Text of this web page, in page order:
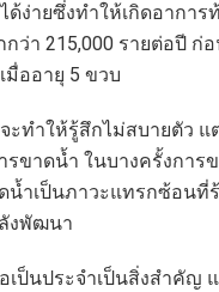
ง่ายซึ่งทำให้เกิดอากา
ว่า 215,000 รายต่อปี
มื่ออายุ 5 ขวบ
ะทำให้รู้สึกไม่สบายตัว
รขาดน้ำ ในบางครั้งกา
น้ำเป็นภาวะแทรกซ้อนที่
งพัฒนา
ป็นประจำเป็นสิ่งสำคัญ